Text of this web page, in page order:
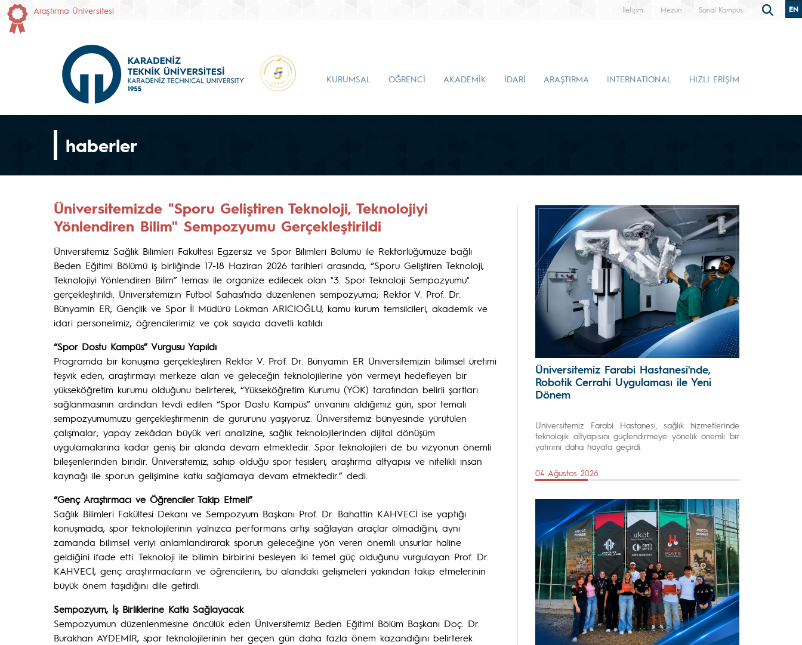
Araştırma Üniversitesi İletişim Mezun Sanal Kampüs EN
KURUMSAL ÖĞRENCİ AKADEMİK İDARİ ARAŞTIRMA INTERNATIONAL HIZLI ERİŞİM
haberler
Üniversitemizde "Sporu Geliştiren Teknoloji, Teknolojiyi
Yönlendiren Bilim" Sempozyumu Gerçekleştirildi
Üniversitemiz Sağlık Bilimleri Fakültesi Egzersiz ve Spor Bilimleri Bölümü ile Rektörlüğümüze bağlı
Beden Eğitimi Bölümü iş birliğinde 17-18 Haziran 2026 tarihleri arasında, “Sporu Geliştiren Teknoloji,
Teknolojiyi Yönlendiren Bilim” teması ile organize edilecek olan "3. Spor Teknoloji Sempozyumu"
gerçekleştirildi. Üniversitemizin Futbol Sahası’nda düzenlenen sempozyuma; Rektör V. Prof. Dr.
Bünyamin ER, Gençlik ve Spor İl Müdürü Lokman ARICIOĞLU, kamu kurum temsilcileri, akademik ve
idari personelimiz, öğrencilerimiz ve çok sayıda davetli katıldı.
“Spor Dostu Kampüs” Vurgusu Yapıldı
Programda bir konuşma gerçekleştiren Rektör V. Prof. Dr. Bünyamin ER Üniversitemizin bilimsel üretimi
teşvik eden, araştırmayı merkeze alan ve geleceğin teknolojilerine yön vermeyi hedefleyen bir
yükseköğretim kurumu olduğunu belirterek, “Yükseköğretim Kurumu (YÖK) tarafından belirli şartları
sağlanmasının ardından tevdi edilen “Spor Dostu Kampüs” ünvanını aldığımız gün, spor temalı
sempozyumumuzu gerçekleştirmenin de gururunu yaşıyoruz. Üniversitemiz bünyesinde yürütülen
çalışmalar; yapay zekâdan büyük veri analizine, sağlık teknolojilerinden dijital dönüşüm
uygulamalarına kadar geniş bir alanda devam etmektedir. Spor teknolojileri de bu vizyonun önemli
bileşenlerinden biridir. Üniversitemiz, sahip olduğu spor tesisleri, araştırma altyapısı ve nitelikli insan
kaynağı ile sporun gelişimine katkı sağlamaya devam etmektedir.” dedi.
“Genç Araştırmacı ve Öğrenciler Takip Etmeli”
Sağlık Bilimleri Fakültesi Dekanı ve Sempozyum Başkanı Prof. Dr. Bahattin KAHVECİ ise yaptığı
konuşmada, spor teknolojilerinin yalnızca performans artışı sağlayan araçlar olmadığını, aynı
zamanda bilimsel veriyi anlamlandırarak sporun geleceğine yön veren önemli unsurlar haline
geldiğini ifade etti. Teknoloji ile bilimin birbirini besleyen iki temel güç olduğunu vurgulayan Prof. Dr.
KAHVECİ, genç araştırmacıların ve öğrencilerin, bu alandaki gelişmeleri yakından takip etmelerinin
büyük önem taşıdığını dile getirdi.
Sempozyum, İş Birliklerine Katkı Sağlayacak
Sempozyumun düzenlenmesine öncülük eden Üniversitemiz Beden Eğitimi Bölüm Başkanı Doç. Dr.
Burakhan AYDEMİR, spor teknolojilerinin her geçen gün daha fazla önem kazandığını belirterek
Üniversitemiz Farabi Hastanesi'nde,
Robotik Cerrahi Uygulaması ile Yeni
Dönem
Üniversitemiz Farabi Hastanesi, sağlık hizmetlerinde
teknolojik altyapısını güçlendirmeye yönelik önemli bir
yatırımı daha hayata geçirdi.
04 Ağustos 2026